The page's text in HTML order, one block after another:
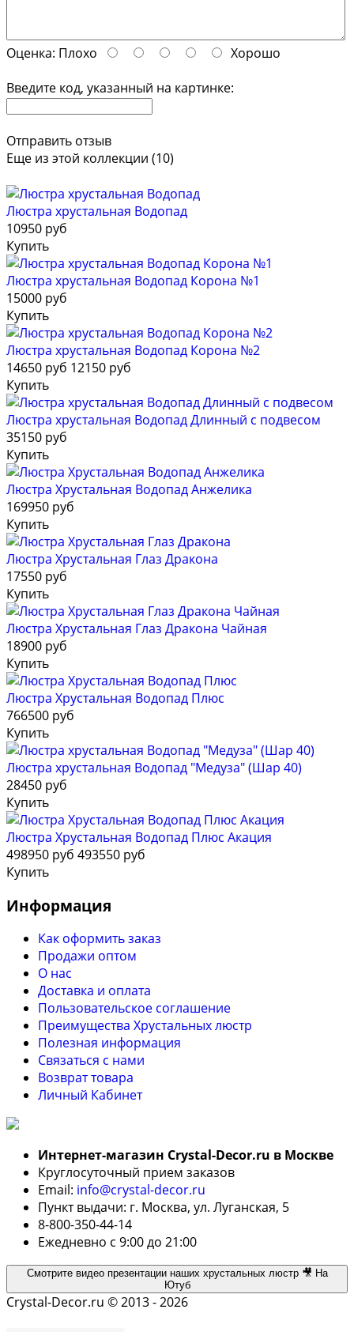
Оценка: Плохо
Хорошо
Введите код, указанный на картинке:
Отправить отзыв
Еще из этой коллекции (10)
Люстра хрустальная Водопад
10950 руб
Купить
Люстра хрустальная Водопад Корона №1
15000 руб
Купить
Люстра хрустальная Водопад Корона №2
14650 руб 12150 руб
Купить
Люстра хрустальная Водопад Длинный с подвесом
35150 руб
Купить
Люстра Хрустальная Водопад Анжелика
169950 руб
Купить
Люстра Хрустальная Глаз Дракона
17550 руб
Купить
Люстра Хрустальная Глаз Дракона Чайная
18900 руб
Купить
Люстра Хрустальная Водопад Плюс
766500 руб
Купить
Люстра хрустальная Водопад "Медуза" (Шар 40)
28450 руб
Купить
Люстра Хрустальная Водопад Плюс Акация
498950 руб 493550 руб
Купить
Информация
Как оформить заказ
Продажи оптом
О нас
Доставка и оплата
Пользовательское соглашение
Преимущества Хрустальных люстр
Полезная информация
Связаться с нами
Возврат товара
Личный Кабинет
Интернет-магазин Crystal-Decor.ru в Москве
Круглосуточный прием заказов
Email: info@crystal-decor.ru
Пункт выдачи: г. Москва, ул. Луганская, 5
8-800-350-44-14
Ежедневно с 9:00 до 21:00
Смотрите видео презентации наших хрустальных люстр 🎥 На
Ютуб
Crystal-Decor.ru © 2013 - 2026